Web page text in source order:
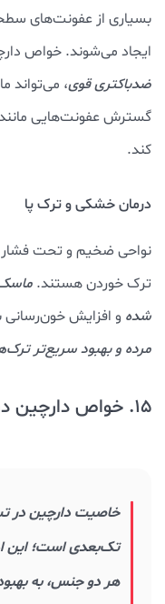
بسیاری از عفونت‌های
ایجاد می‌شوند. خواص
ضدباکتری قوی، می‌تواند
گسترش عفونت‌هایی
کند.
درمان خشکی و ترک پا
نواحی ضخیم و تحت
ترک خوردن هستند. ماسک
شده و افزایش خون‌رسانی
مرده و بهبود سریع‌تر
15. خواص دارچین در درمان ناباروری
خاصیت دارچین در
تک‌بعدی است؛ این
هر دو جنس، به